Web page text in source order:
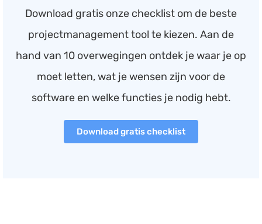
Download gratis onze checklist om de beste
projectmanagement tool te kiezen. Aan de
hand van 10 overwegingen ontdek je waar je op
moet letten, wat je wensen zijn voor de
software en welke functies je nodig hebt.
Download gratis checklist